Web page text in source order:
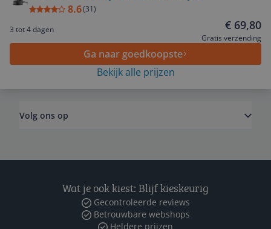
8.6(31)
3 tot 4 dagen
€ 69,80
Gratis verzending
Ga naar goedkoopste
Bekijk alle prijzen
Algemeen
Volg ons op
Wat je ook kiest: Blijf kieskeurig
Gecontroleerde reviews
Betrouwbare webshops
Heldere prijzen